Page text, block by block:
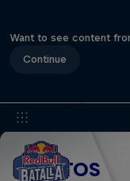
Want to see content
Continue
EVENTOS